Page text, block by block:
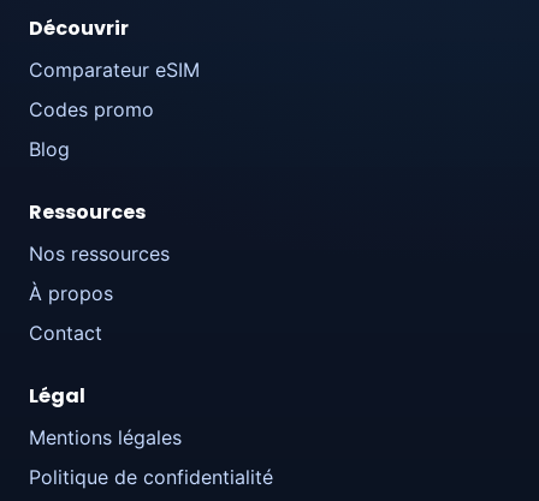
Découvrir
Comparateur eSIM
Codes promo
Blog
Ressources
Nos ressources
À propos
Contact
Légal
Mentions légales
Politique de confidentialité